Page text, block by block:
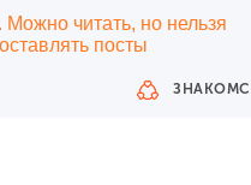
читать, но нельзя
посты